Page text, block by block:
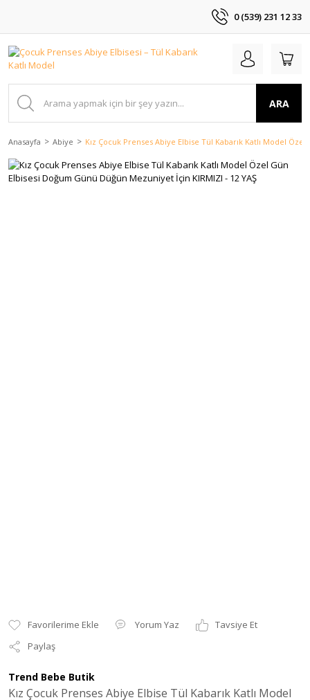
0 (539) 231 12 33
ARA
Anasayfa Abiye Kız Çocuk Prenses Abiye Elbise Tül Kabarık Katlı Model
Yorum Yaz
Tavsiye Et
Paylaş
Trend Bebe Butik
Kız Çocuk Prenses Abiye Elbise Tül Kabarık Katlı Model